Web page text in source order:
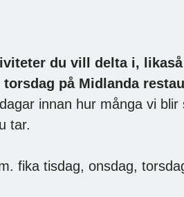
du vill delta i,
på Midlanda
innan hur många vi blir
tar.
fika tisdag, onsdag,